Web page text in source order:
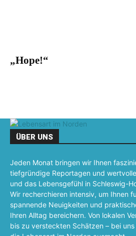
„Hope!“
ÜBER UNS
Jeden Monat bringen wir Ihnen
tiefgründige Reportagen und
und das Lebensgefühl in Schleswig-
Wir recherchieren intensiv, um Ihnen
spannende Neuigkeiten und
Ihren Alltag bereichern. Von lokalen
bis zu versteckten Schätzen – bei